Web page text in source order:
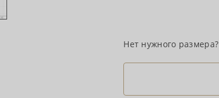
Нет нужного размера?